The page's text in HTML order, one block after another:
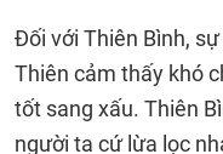
Đối với Thiên Bình,
Thiên cảm thấy khó
tốt sang xấu. Thiên
người ta cứ lừa lọc